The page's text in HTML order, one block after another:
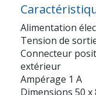
Alimentation
Tension de
Connecteur
extérieur
Ampérage 1 A
Dimensions 50 x